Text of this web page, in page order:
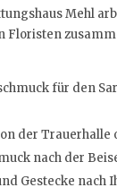
Mehl
Floristen
für den
der Trauerhalle
nach der
Gestecke nach